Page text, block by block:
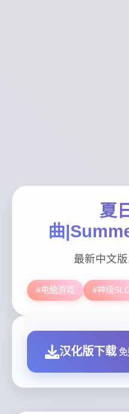
夏
曲
最新中文
#电脑游戏 #神级
汉化版下载 免